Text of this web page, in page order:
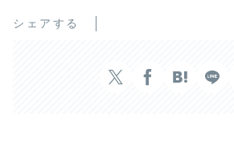
シェアする